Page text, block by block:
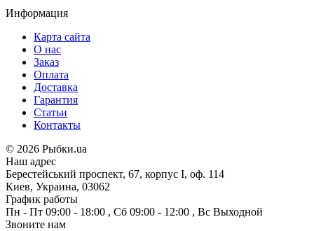
Информация
Карта сайта
О нас
Заказ
Оплата
Доставка
Гарантия
Статьи
Контакты
© 2026 Рыбки.ua
Наш адрес
Берестейський проспект, 67, корпус I, оф. 114
Киев, Украина, 03062
График работы
Пн - Пт 09:00 - 18:00 , Сб 09:00 - 12:00 , Вс Выходной
Звоните нам